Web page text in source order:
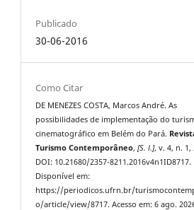
Publicado
30-06-2016
Como Citar
DE MENEZES COSTA, Marcos André. As
possibilidades de implementação do
cinematográfico em Belém do Pará.
Turismo Contemporâneo,[S. l.], v. 4, n. 1,
DOI: 10.21680/2357-8211.2016v4n1ID8717.
Disponível em:
https://periodicos.ufrn.br/
o/article/view/8717. Acesso em: 6 ago.